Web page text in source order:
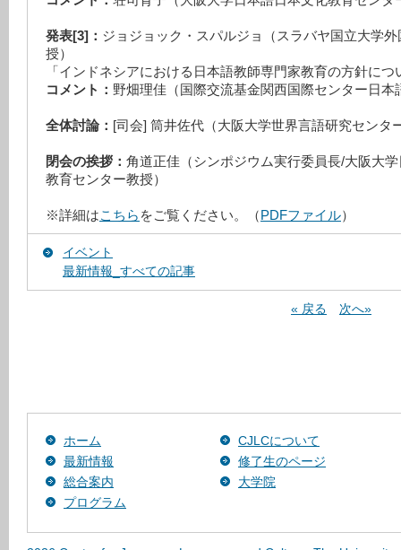
発表[3]： ジョジョック・スパルジョ（スラバヤ国立大学
授）
「インドネシアにおける日本語教師専門家教育の方針につ
コメント： 野畑理佳（国際交流基金関西国際センター日本
全体討論： [司会] 筒井佐代（大阪大学世界言語研究センタ
閉会の挨拶： 角道正佳（シンポジウム実行委員長/大阪大
教育センター教授）
※詳細はこちら をご覧ください。（PDFファイル）
イベント
最新情報_すべての記事
« 戻る 次へ»
ホーム
CJLCについて
最新情報
修了生のページ
総合案内
大学院
プログラム